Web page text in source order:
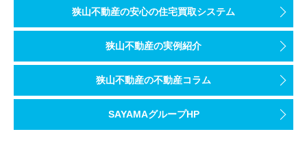
狭山不動産の安心の住宅買取システム
狭山不動産の実例紹介
狭山不動産の不動産コラム
SAYAMAグループHP